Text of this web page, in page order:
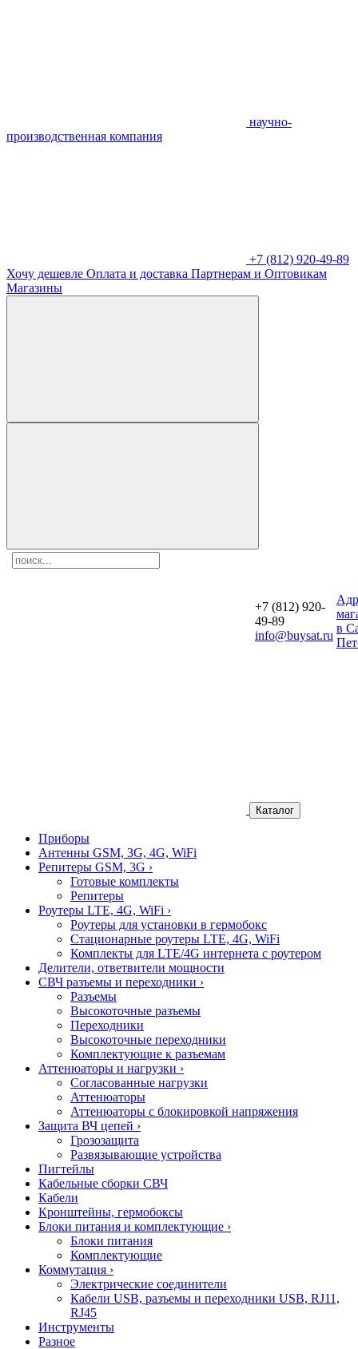
научно-
производственная компания
+7 (812) 920-49-89
Хочу дешевле Оплата и доставка Партнерам и Оптовикам
Магазины
+7 (812) 920-
49-89
info@buysat.ru
в
Каталог
Приборы
Антенны GSM, 3G, 4G, WiFi
Репитеры GSM, 3G ›
Готовые комплекты
Репитеры
Роутеры LTE, 4G, WiFi ›
Роутеры для установки в гермобокс
Стационарные роутеры LTE, 4G, WiFi
Комплекты для LTE/4G интернета с роутером
Делители, ответвители мощности
СВЧ разъемы и переходники ›
Разъемы
Высокоточные разъемы
Переходники
Высокоточные переходники
Комплектующие к разъемам
Аттенюаторы и нагрузки ›
Согласованные нагрузки
Аттенюаторы
Аттенюаторы с блокировкой напряжения
Защита ВЧ цепей ›
Грозозащита
Развязывающие устройства
Пигтейлы
Кабельные сборки СВЧ
Кабели
Кронштейны, гермобоксы
Блоки питания и комплектующие ›
Блоки питания
Комплектующие
Коммутация ›
Электрические соединители
Кабели USB, разъемы и переходники USB, RJ11,
RJ45
Инструменты
Разное